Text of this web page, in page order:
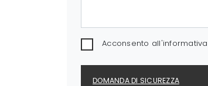
Acconsento
DOMANDA DI SICUREZZA